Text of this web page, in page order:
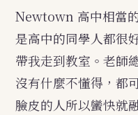
Newtown 高中相當
是高中的同學人都很
帶我走到教室。老師
沒有什麼不懂得，都
臉皮的人所以蠻快就